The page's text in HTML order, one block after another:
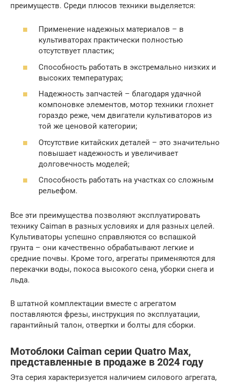
преимуществ. Среди плюсов техники выделяется:
Применение надежных материалов – в
культиваторах практически полностью
отсутствует пластик;
Способность работать в экстремально низких и
высоких температурах;
Надежность запчастей – благодаря удачной
компоновке элементов, мотор техники глохнет
гораздо реже, чем двигатели культиваторов из
той же ценовой категории;
Отсутствие китайских деталей – это значительно
повышает надежность и увеличивает
долговечность моделей;
Способность работать на участках со сложным
рельефом.
Все эти преимущества позволяют эксплуатировать
технику Caiman в разных условиях и для разных целей.
Культиваторы успешно справляются со вспашкой
грунта – они качественно обрабатывают легкие и
средние почвы. Кроме того, агрегаты применяются для
перекачки воды, покоса высокого сена, уборки снега и
льда.
В штатной комплектации вместе с агрегатом
поставляются фрезы, инструкция по эксплуатации,
гарантийный талон, отвертки и болты для сборки.
Мотоблоки Caiman серии Quatro Max,
представленные в продаже в 2024 году
Эта серия характеризуется наличием силового агрегата,